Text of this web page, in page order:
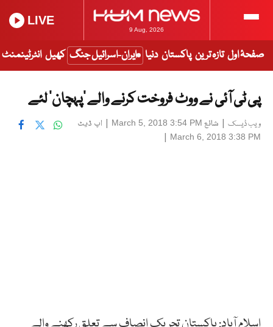
9 Aug, 2026
LIVE
صفحۂ اول تازہ ترین پاکستان دنیا ایران-اسرائیل جنگ کھیل انٹرٹینمنٹ
پی ٹی آئی نے ووٹ فروخت کرنے والے ‘پہچان’ لئے
ویب ڈیسک | شائع March 5, 2018 3:54 PM
| اپ ڈیٹ
March 6, 2018 3:38 PM
|